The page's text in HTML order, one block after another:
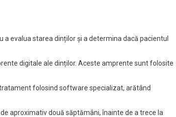
evalua starea dinților și a determina dacă pacientul
digitale ale dinților. Aceste amprente sunt folosite
folosind software specializat, arătând
aproximativ două săptămâni, înainte de a trece la